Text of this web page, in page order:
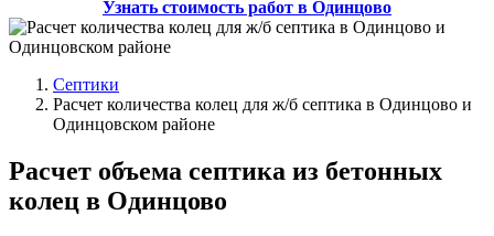
Узнать стоимость работ в Одинцово
Септики
Расчет количества колец для ж/б септика в Одинцово и
Одинцовском районе
Расчет объема септика из бетонных
колец в Одинцово